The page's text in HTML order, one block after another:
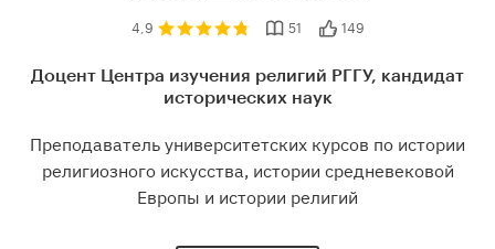
4,9 51 149
Доцент Центра изучения религий РГГУ, кандидат
исторических наук
Преподаватель университетских курсов по истории
религиозного искусства, истории средневековой
Европы и истории религий